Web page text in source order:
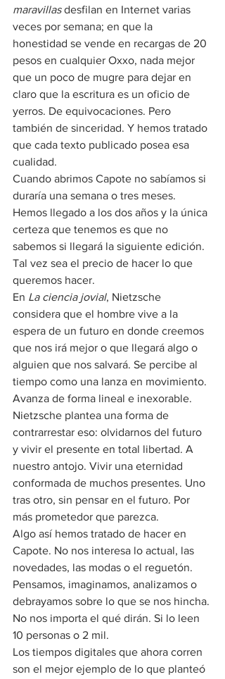
maravillas desfilan en Internet varias
veces por semana; en que la
honestidad se vende en recargas de 20
pesos en cualquier Oxxo, nada mejor
que un poco de mugre para dejar en
claro que la escritura es un oficio de
yerros. De equivocaciones. Pero
también de sinceridad. Y hemos tratado
que cada texto publicado posea esa
cualidad.
Cuando abrimos Capote no sabíamos si
duraría una semana o tres meses.
Hemos llegado a los dos años y la única
certeza que tenemos es que no
sabemos si llegará la siguiente edición.
Tal vez sea el precio de hacer lo que
queremos hacer.
En La ciencia jovial, Nietzsche
considera que el hombre vive a la
espera de un futuro en donde creemos
que nos irá mejor o que llegará algo o
alguien que nos salvará. Se percibe al
tiempo como una lanza en movimiento.
Avanza de forma lineal e inexorable.
Nietzsche plantea una forma de
contrarrestar eso: olvidarnos del futuro
y vivir el presente en total libertad. A
nuestro antojo. Vivir una eternidad
conformada de muchos presentes. Uno
tras otro, sin pensar en el futuro. Por
más prometedor que parezca.
Algo así hemos tratado de hacer en
Capote. No nos interesa lo actual, las
novedades, las modas o el reguetón.
Pensamos, imaginamos, analizamos o
debrayamos sobre lo que se nos hincha.
No nos importa el qué dirán. Si lo leen
10 personas o 2 mil.
Los tiempos digitales que ahora corren
son el mejor ejemplo de lo que planteó